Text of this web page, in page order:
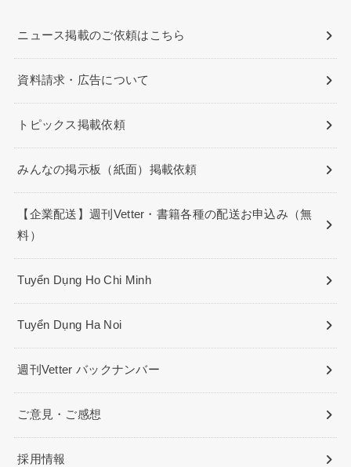
ニュース掲載のご依頼はこちら
資料請求・広告について
トピックス掲載依頼
みんなの掲示板（紙面）掲載依頼
【企業配送】週刊Vetter・書籍各種の配送お申込み（無
料）
Tuyển Dụng Ho Chi Minh
Tuyển Dụng Ha Noi
週刊Vetter バックナンバー
ご意見・ご感想
採用情報